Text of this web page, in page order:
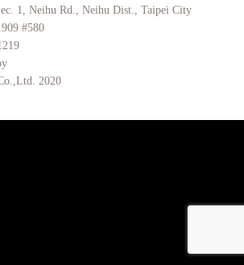
1, Neihu Rd., Neihu Dist., Taipei City
#580
2020